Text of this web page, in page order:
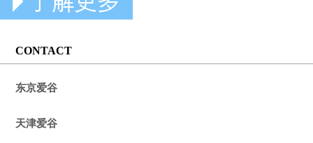
CONTACT
东京爱谷
天津爱谷